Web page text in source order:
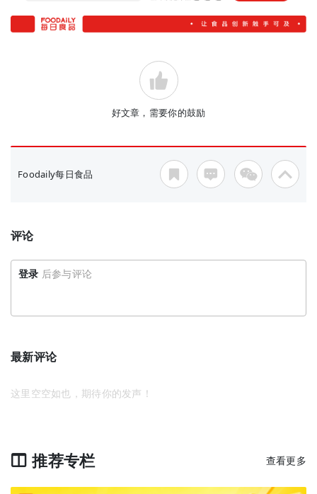
好文章，需要你的鼓励
Foodaily每日食品
评论
登录 后参与评论
最新评论
这里空空如也，期待你的发声！
推荐专栏 查看更多